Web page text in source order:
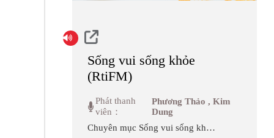
Sống vui sống khỏe
(RtiFM)
Phát thanh
viên：
Phương Thảo , Kim
Dung
Chuyên mục Sống vui sống khỏe